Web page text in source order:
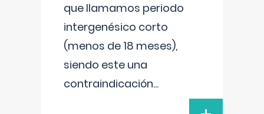
que llamamos periodo
intergenésico corto
(menos de 18 meses),
siendo este una
contraindicación...